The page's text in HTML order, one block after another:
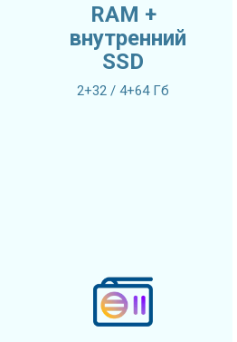
RAM +
внутренний
SSD
2+32 / 4+64 Гб